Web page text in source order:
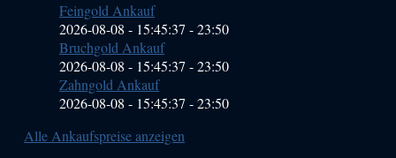
Feingold Ankauf
2026-08-08 - 15:45:37 -23:50
Bruchgold Ankauf
2026-08-08 - 15:45:37 -23:50
Zahngold Ankauf
2026-08-08 - 15:45:37 -23:50
Alle Ankaufspreise anzeigen